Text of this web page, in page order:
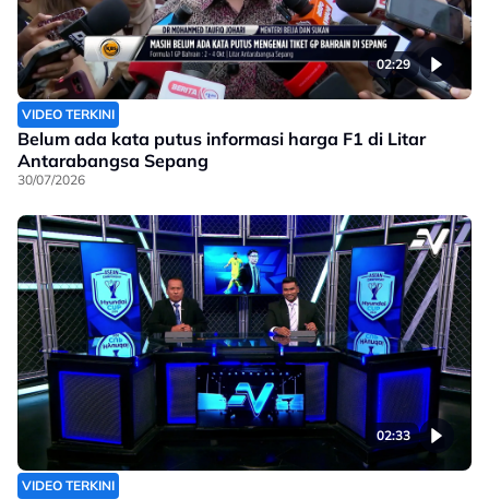
02:29
VIDEO TERKINI
Belum ada kata putus informasi harga F1 di Litar
Antarabangsa Sepang
30/07/2026
02:33
VIDEO TERKINI